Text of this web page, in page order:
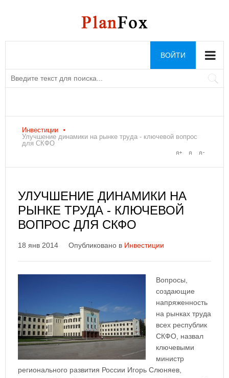
ВОЙТИ
Инвестиции
Улучшение динамики на рынке труда - ключевой вопрос
для СКФО
УЛУЧШЕНИЕ ДИНАМИКИ НА
РЫНКЕ ТРУДА - КЛЮЧЕВОЙ
ВОПРОС ДЛЯ СКФО
18 янв 2014 Опубликовано в Инвестиции
Вопросы,
создающие
напряженность
на рынках труда
всех республик
СКФО, назвал
ключевыми
министр
регионального развития России Игорь Слюняев,